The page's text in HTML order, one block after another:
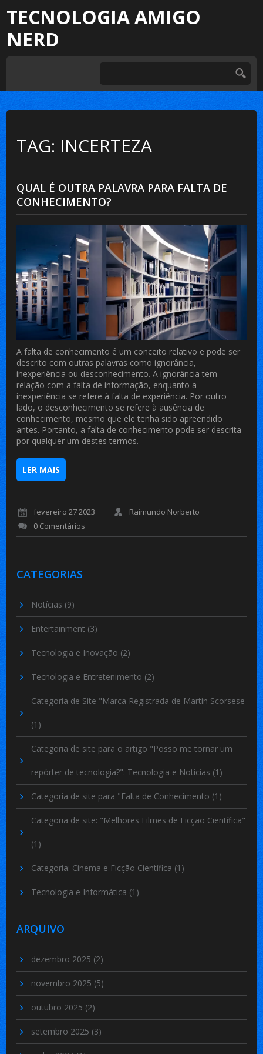
TECNOLOGIA AMIGO
NERD
TAG: INCERTEZA
QUAL É OUTRA PALAVRA PARA FALTA DE
CONHECIMENTO?
A falta de conhecimento é um conceito relativo e pode ser
descrito com outras palavras como ignorância,
inexperiência ou desconhecimento. A ignorância tem
relação com a falta de informação, enquanto a
inexperiência se refere à falta de experiência. Por outro
lado, o desconhecimento se refere à ausência de
conhecimento, mesmo que ele tenha sido apreendido
antes. Portanto, a falta de conhecimento pode ser descrita
por qualquer um destes termos.
LER MAIS
fevereiro 27 2023
Raimundo Norberto
0 Comentários
CATEGORIAS
Notícias (9)
Entertainment (3)
Tecnologia e Inovação (2)
Tecnologia e Entretenimento (2)
Categoria de Site "Marca Registrada de Martin Scorsese
(1)
Categoria de site para o artigo "Posso me tornar um
repórter de tecnologia?": Tecnologia e Notícias (1)
Categoria de site para "Falta de Conhecimento (1)
Categoria de site: "Melhores Filmes de Ficção Científica"
(1)
Categoria: Cinema e Ficção Científica (1)
Tecnologia e Informática (1)
ARQUIVO
dezembro 2025 (2)
novembro 2025 (5)
outubro 2025 (2)
setembro 2025 (3)